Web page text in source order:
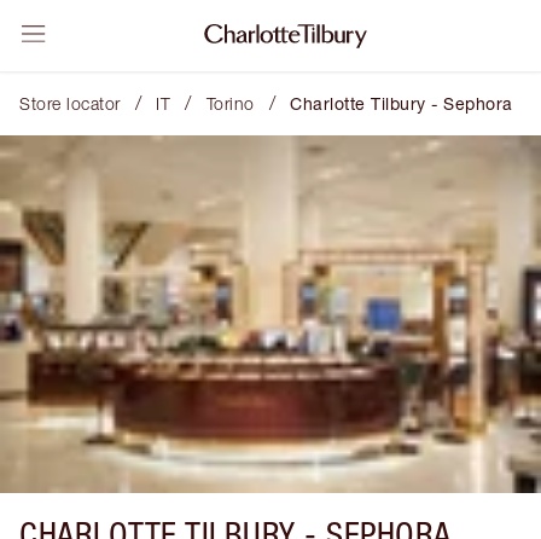
Store locator / IT / Torino / Charlotte Tilbury - Sephora